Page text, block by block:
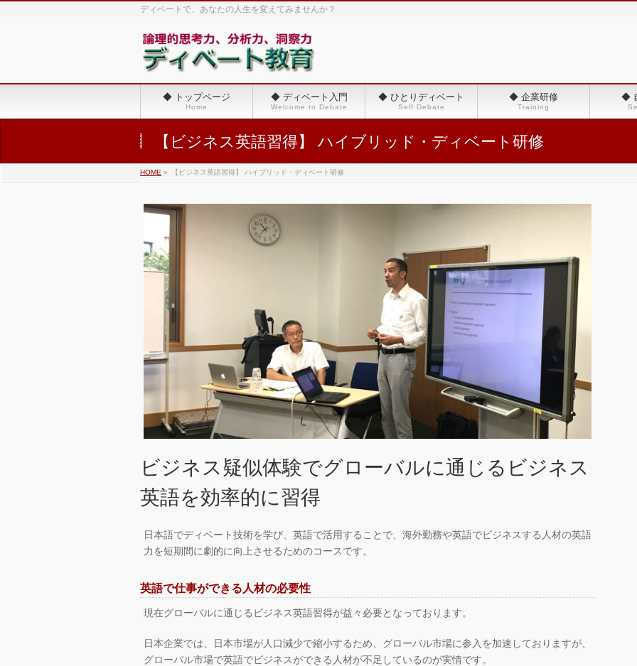
ディベートで、あなたの人生を変えてみませんか？
◆ トップページ
Home
◆ ディベート入門
Welcome to Debate
◆ ひとりディベート
Self Debate
◆ 企業研修
Training
◆
【ビジネス英語習得】 ハイブリッド・ディベート研修
HOME » 【ビジネス英語習得】 ハイブリッド・ディベート研修
ビジネス疑似体験でグローバルに通じるビジネス
英語を効率的に習得
日本語でディベート技術を学び、英語で活用することで、海外勤務や英語でビジネスする人材の英語
力を短期間に劇的に向上させるためのコースです。
英語で仕事ができる人材の必要性
現在グローバルに通じるビジネス英語習得が益々必要となっております。
日本企業では、日本市場が人口減少で縮小するため、グローバル市場に参入を加速しておりますが、
グローバル市場で英語でビジネスができる人材が不足しているのが実情です。